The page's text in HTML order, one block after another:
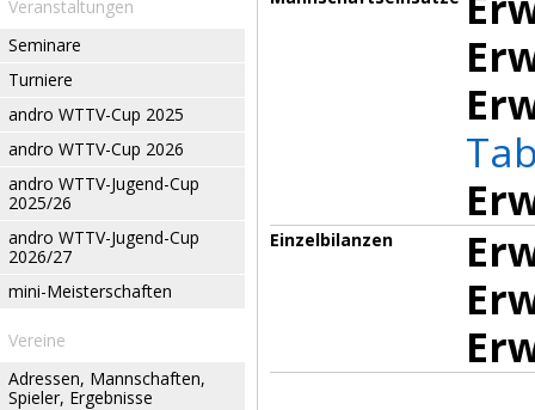
Veranstaltungen
Seminare
Turniere
andro WTTV-Cup 2025
andro WTTV-Cup 2026
andro WTTV-Jugend-Cup
2025/26
andro WTTV-Jugend-Cup
2026/27
mini-Meisterschaften
Vereine
Adressen, Mannschaften,
Spieler, Ergebnisse
Einzelbilanzen